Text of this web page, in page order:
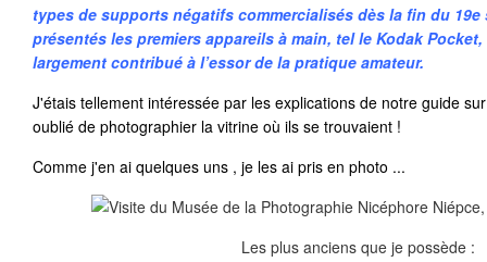
types de supports négatifs commercialisés dès la fin du 19e
présentés les premiers appareils à main, tel le Kodak
largement contribué à l’essor de la pratique amateur.
J'étais tellement intéressée par les explications de notre guide
oublié de photographier la vitrine où ils se trouvaient !
Comme j'en ai quelques uns , je les ai pris en photo ...
Les plus anciens que je possède :